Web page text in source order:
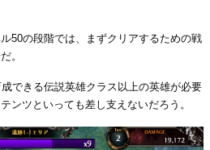
50の段階では、まずクリアするための戦
。
できる伝説英雄クラス以上の英雄が必要
ンツといっても差し支えないだろう。